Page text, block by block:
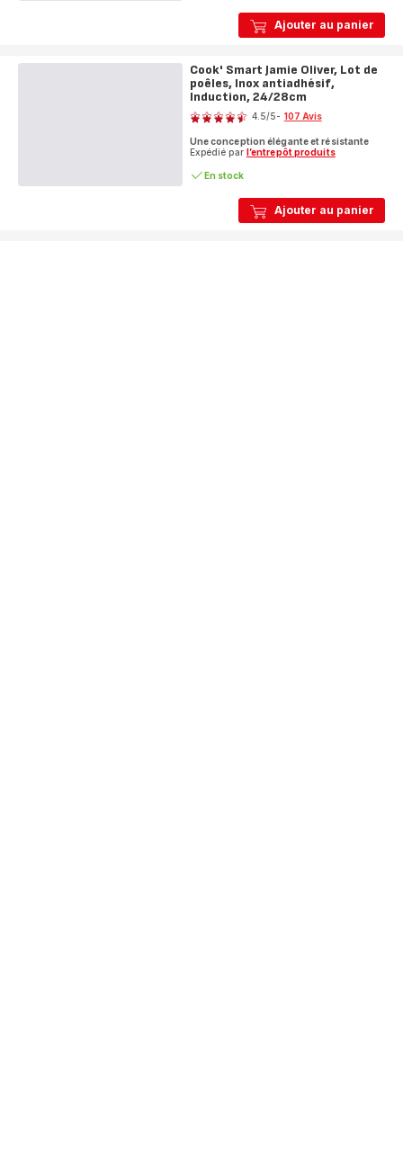
Ajouter au panier
Ajouter au panier
Cook' Smart Jamie Oliver, Lot de
poêles, Inox antiadhésif,
Induction, 24/28cm
Note
4.5/5- 107 Avis
Une conception élégante et résistante
Expédié par l’entrepôt produits
En stock